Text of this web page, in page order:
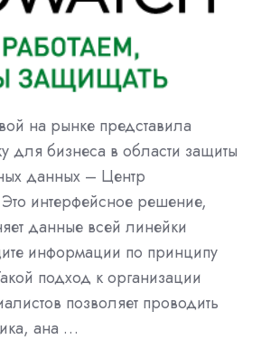
на рынке представила
для бизнеса в области защиты
данных – Центр
интерфейсное решение,
данные всей линейки
информации по принципу
подход к организации
позволяет проводить
ана …